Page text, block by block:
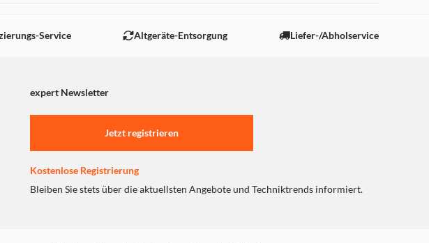
Service Altgeräte-Entsorgung Liefer-/Abholservice
expert Newsletter
Jetzt registrieren
Kostenlose Registrierung
Bleiben Sie stets über die aktuellsten Angebote und Techniktrends informiert.